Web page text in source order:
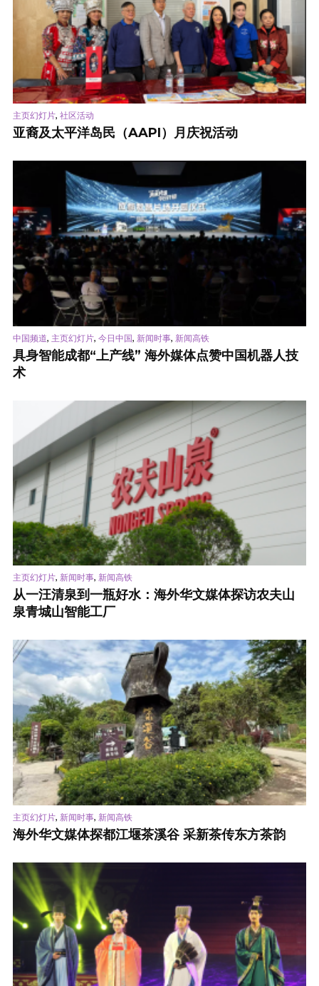
主页幻灯片, 社区活动
亚裔及太平洋岛民（AAPI）月庆祝活动
中国频道, 主页幻灯片, 今日中国, 新闻时事, 新闻高铁
具身智能成都“上产线” 海外媒体点赞中国机器人技
术
主页幻灯片, 新闻时事, 新闻高铁
从一汪清泉到一瓶好水：海外华文媒体探访农夫山
泉青城山智能工厂
主页幻灯片, 新闻时事, 新闻高铁
海外华文媒体探都江堰茶溪谷 采新茶传东方茶韵